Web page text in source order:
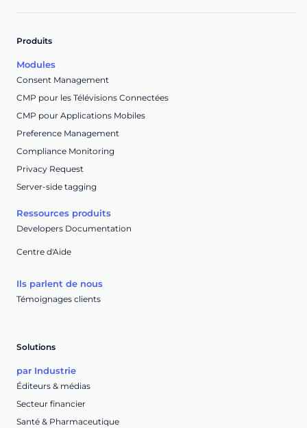
Produits
Modules
Consent Management
CMP pour les Télévisions Connectées
CMP pour Applications Mobiles
Preference Management
Compliance Monitoring
Privacy Request
Server-side tagging
Ressources produits
Developers Documentation
Centre d'Aide
Ils parlent de nous
Témoignages clients
Solutions
par Industrie
Éditeurs & médias
Secteur financier
Santé & Pharmaceutique